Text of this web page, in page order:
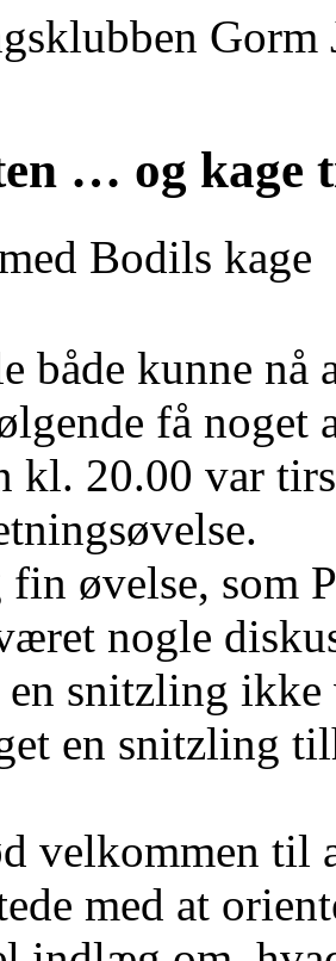
… og kage
både kunne nå
få noget
kl. 20.00 var
øvelse, som
nogle
snitzling
en snitzling
velkommen til
med at